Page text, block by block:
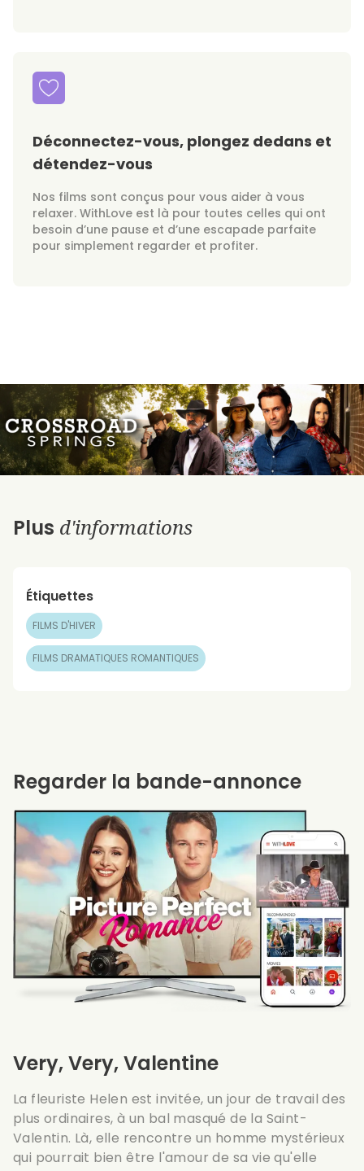
Déconnectez-vous, plongez dedans et
détendez-vous
Nos films sont conçus pour vous aider à vous
relaxer. WithLove est là pour toutes celles qui ont
besoin d’une pause et d’une escapade parfaite
pour simplement regarder et profiter.
Plus d'informations
Étiquettes
FILMS D'HIVER
FILMS DRAMATIQUES ROMANTIQUES
Very, Very, Valentine
La fleuriste Helen est invitée, un jour de travail des
plus ordinaires, à un bal masqué de la Saint-
Valentin. Là, elle rencontre un homme mystérieux
qui pourrait bien être l'amour de sa vie qu'elle
Regarder la bande-annonce